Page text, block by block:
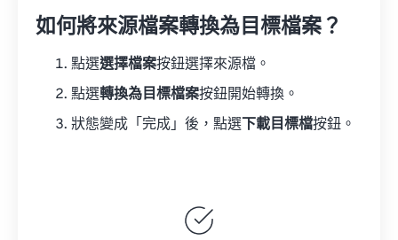
如何將來源檔案轉換為目標檔案？
點選選擇檔案按鈕選擇來源檔。
點選轉換為目標檔案按鈕開始轉換。
狀態變成「完成」後，點選 下載目標檔按鈕。